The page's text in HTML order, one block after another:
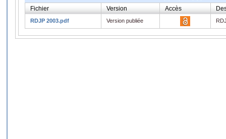
Fichier Version Accès
RDJP 2003.pdf Version publiée